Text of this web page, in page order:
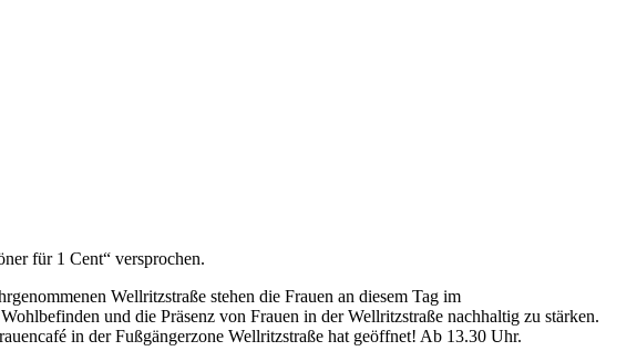
für 1 Cent“ versprochen.
Wellritzstraße stehen die Frauen an diesem Tag im
und die Präsenz von Frauen in der Wellritzstraße nachhaltig zu stärken.
in der Fußgängerzone Wellritzstraße hat geöffnet! Ab 13.30 Uhr.